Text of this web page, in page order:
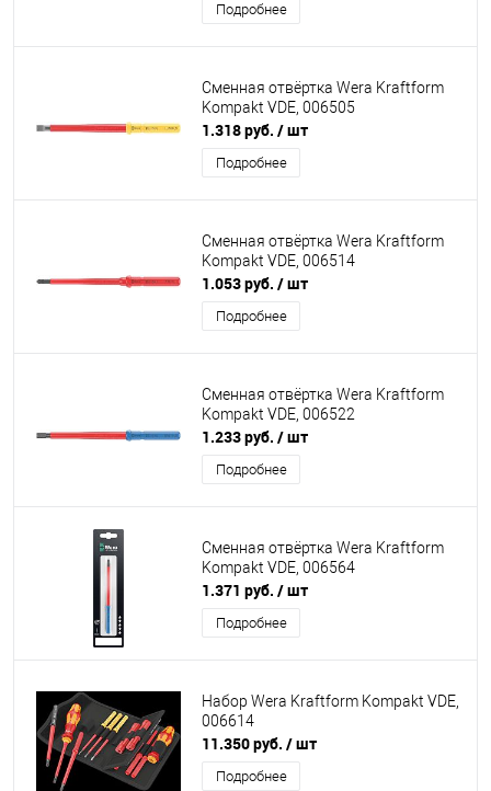
Подробнее
Сменная отвёртка Wera Kraftform
Kompakt VDE, 006505
1.318 руб. / шт
Подробнее
Сменная отвёртка Wera Kraftform
Kompakt VDE, 006514
1.053 руб. / шт
Подробнее
Сменная отвёртка Wera Kraftform
Kompakt VDE, 006522
1.233 руб. / шт
Подробнее
Сменная отвёртка Wera Kraftform
Kompakt VDE, 006564
1.371 руб. / шт
Подробнее
Набор Wera Kraftform Kompakt VDE,
006614
11.350 руб. / шт
Подробнее